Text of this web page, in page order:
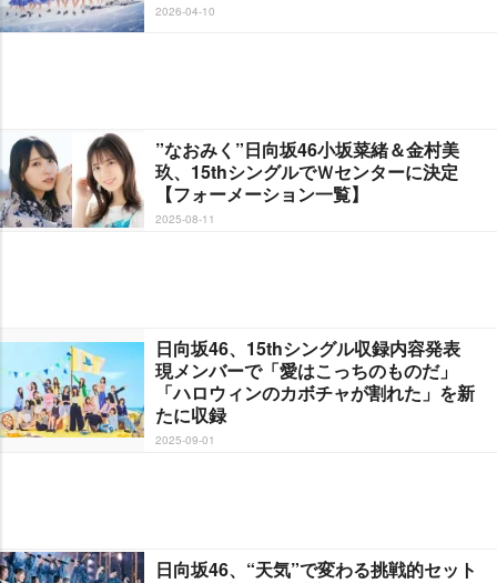
2026-04-10
”なおみく”日向坂46小坂菜緒＆金村美
玖、15thシングルでＷセンターに決定
【フォーメーション一覧】
2025-08-11
日向坂46、15thシングル収録内容発表
現メンバーで「愛はこっちのものだ」
「ハロウィンのカボチャが割れた」を新
たに収録
2025-09-01
日向坂46、“天気”で変わる挑戦的セット